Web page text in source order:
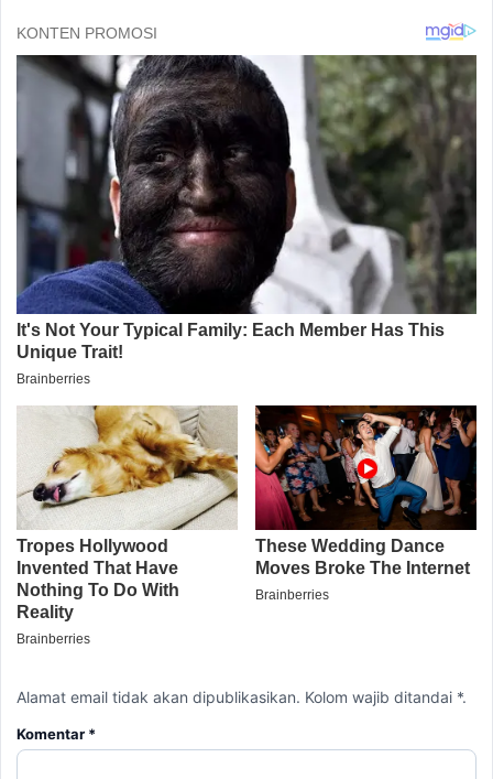
Alamat email tidak akan dipublikasikan. Kolom wajib ditandai *.
Komentar *